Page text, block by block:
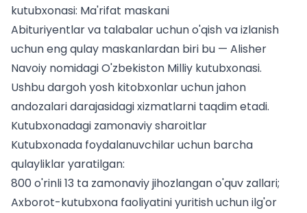
kutubxonasi: Ma'rifat maskani
Abituriyentlar va talabalar uchun o'qish va izlanish
uchun eng qulay maskanlardan biri bu — Alisher
Navoiy nomidagi O'zbekiston Milliy kutubxonasi.
Ushbu dargoh yosh kitobxonlar uchun jahon
andozalari darajasidagi xizmatlarni taqdim etadi.
Kutubxonadagi zamonaviy sharoitlar
Kutubxonada foydalanuvchilar uchun barcha
qulayliklar yaratilgan:
800 o'rinli 13 ta zamonaviy jihozlangan o'quv zallari;
Axborot-kutubxona faoliyatini yuritish uchun ilg'or